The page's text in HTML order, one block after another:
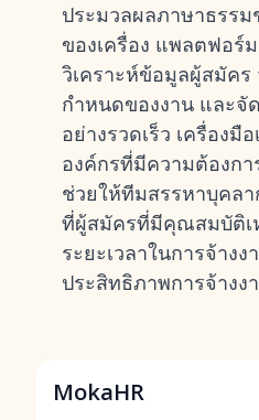
ประมวลผลภาษาธรรม
ของเครื่อง แพลตฟอร์
วิเคราะห์ข้อมูลผู้สมัค
กำหนดของงาน และจั
อย่างรวดเร็ว เครื่องมื
องค์กรที่มีความต้องก
ช่วยให้ทีมสรรหาบุคล
ที่ผู้สมัครที่มีคุณสมบัติเ
ระยะเวลาในการจ้าง
ประสิทธิภาพการจ้างง
MokaHR